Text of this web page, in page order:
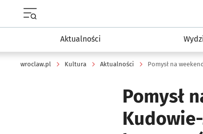
Aktualności
wroclaw.pl Kultura Aktualności Pomysł na
Pomysł